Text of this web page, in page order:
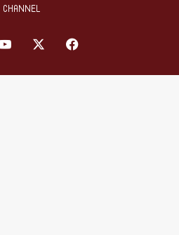
CHANNEL
فيسبوك